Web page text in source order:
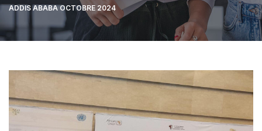
ADDIS ABABA OCTOBRE 2024